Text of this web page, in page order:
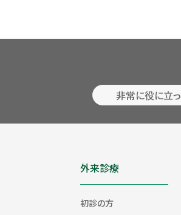
非常に役に立
外来診療
初診の方